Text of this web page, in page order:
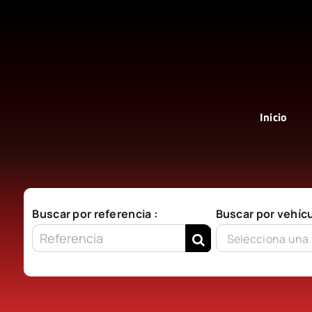
Inicio
Buscar por referencia :
Buscar por
Selecciona una